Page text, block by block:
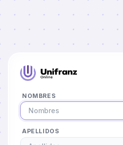
NOMBRES
APELLIDOS